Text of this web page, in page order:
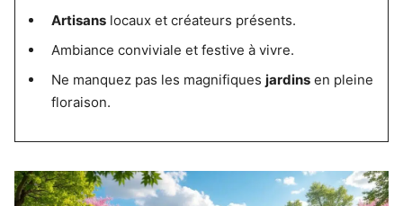
Artisanslocaux et créateurs présents.
Ambiance conviviale et festive à vivre.
Ne manquez pas les magnifiques jardinsen pleine
floraison.